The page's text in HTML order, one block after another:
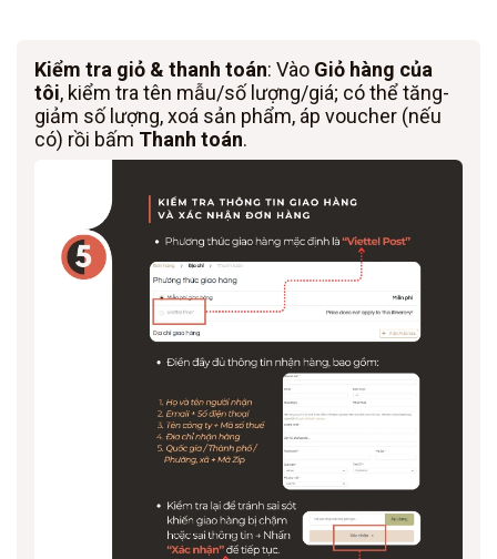
Kiểm tra giỏ & thanh toán: Vào Giỏ hàng của
tôi, kiểm tra tên mẫu/số lượng/giá; có thể tăng-
giảm số lượng, xoá sản phẩm, áp voucher (nếu
có) rồi bấm Thanh toán.